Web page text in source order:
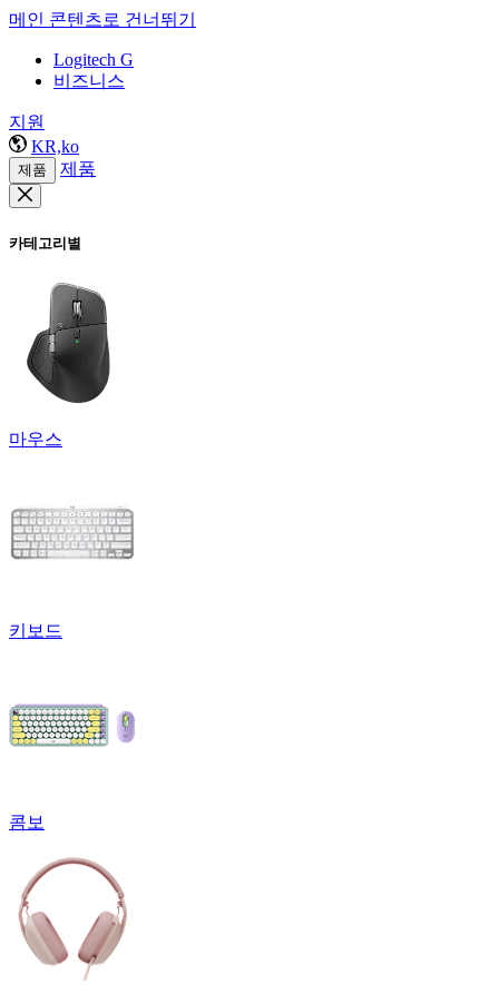
메인 콘텐츠로 건너뛰기
Logitech G
비즈니스
지원
KR,ko
제품 제품
카테고리별
마우스
키보드
콤보